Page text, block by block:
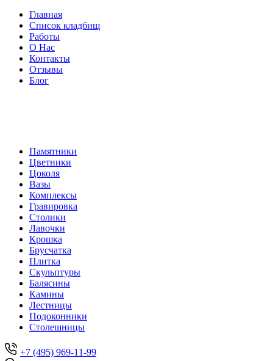
Главная
Список кладбищ
Работы
О Нас
Контакты
Отзывы
Блог
Памятники
Цветники
Цоколя
Вазы
Комплексы
Гравировка
Столики
Лавочки
Крошка
Брусчатка
Плитка
Скульптуры
Балясины
Камины
Лестницы
Подоконники
Столешницы
+7 (495) 969-11-99